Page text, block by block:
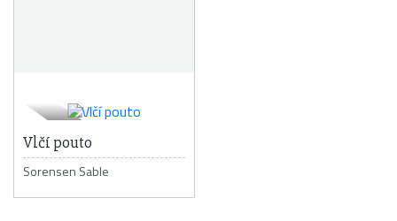
Vlčí pouto
Sorensen Sable